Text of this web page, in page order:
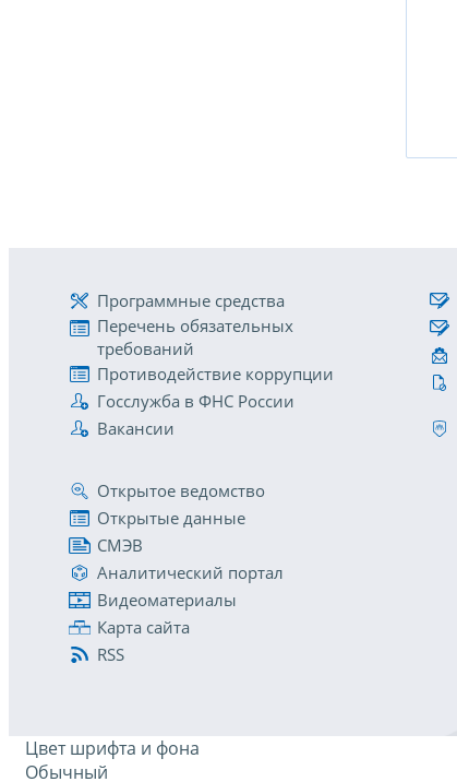
Программные средства
Перечень обязательных
требований
Противодействие коррупции
Госслужба в ФНС России
Вакансии
Открытое ведомство
Открытые данные
СМЭВ
Аналитический портал
Видеоматериалы
Карта сайта
RSS
Цвет шрифта и фона
Обычный